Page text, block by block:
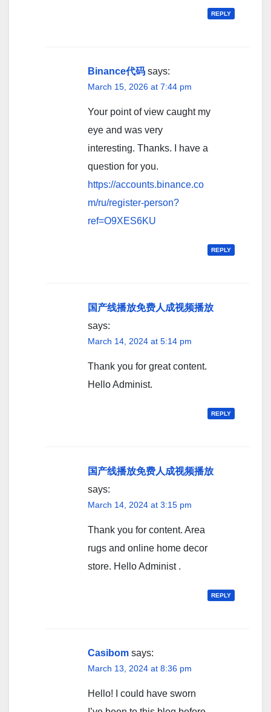
REPLY
Binance代码 says:
March 15, 2026 at 7:44 pm
Your point of view caught my
eye and was very
interesting. Thanks. I have a
question for you.
https://accounts.binance.co
m/ru/register-person?
ref=O9XES6KU
REPLY
国产线播放免费人成视频播放
says:
March 14, 2024 at 5:14 pm
Thank you for great content.
Hello Administ.
REPLY
国产线播放免费人成视频播放
says:
March 14, 2024 at 3:15 pm
Thank you for content. Area
rugs and online home decor
store. Hello Administ .
REPLY
Casibom says:
March 13, 2024 at 8:36 pm
Hello! I could have sworn